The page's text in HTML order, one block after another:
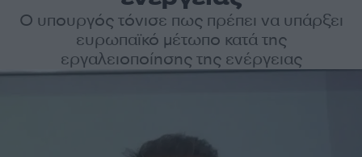
Ο υπουργός τόνισε πως πρέπει να υπάρξει
ευρωπαϊκό μέτωπο κατά της
εργαλειοποίησης της ενέργειας